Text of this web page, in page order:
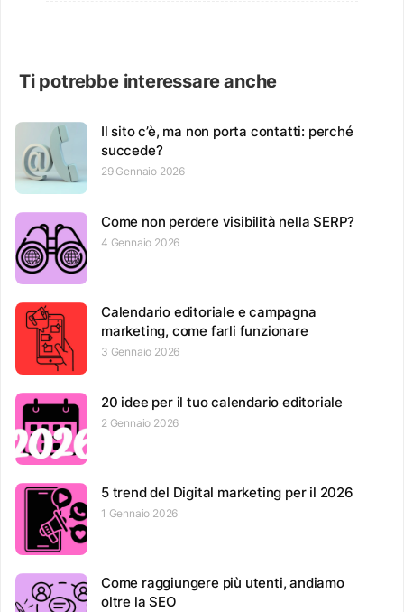
Ti potrebbe interessare anche
Il sito c’è, ma non porta contatti: perché
succede?
29 Gennaio 2026
Come non perdere visibilità nella SERP?
4 Gennaio 2026
Calendario editoriale e campagna
marketing, come farli funzionare
3 Gennaio 2026
20 idee per il tuo calendario editoriale
2 Gennaio 2026
5 trend del Digital marketing per il 2026
1 Gennaio 2026
Come raggiungere più utenti, andiamo
oltre la SEO